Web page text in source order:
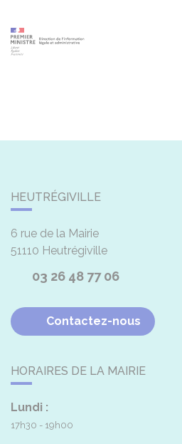
HEUTRÉGIVILLE
6 rue de la Mairie
51110 Heutrégiville
03 26 48 77 06
Contactez-nous
HORAIRES DE LA MAIRIE
Lundi :
17h30 - 19h00